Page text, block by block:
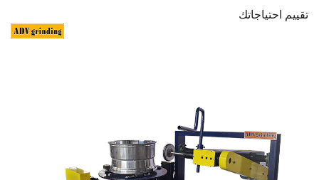
تقييم احتياجاتك